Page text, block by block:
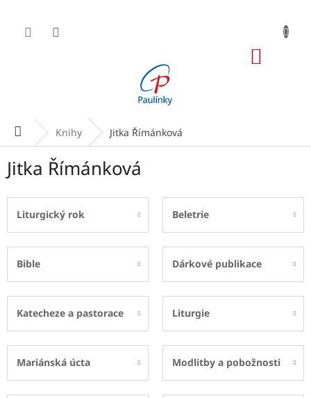
obsah
Domů Knihy Jitka Římánková
Jitka Římánková
Liturgický rok Beletrie
Bible Dárkové publikace
Katecheze a pastorace Liturgie
Mariánská úcta Modlitby a pobožnosti